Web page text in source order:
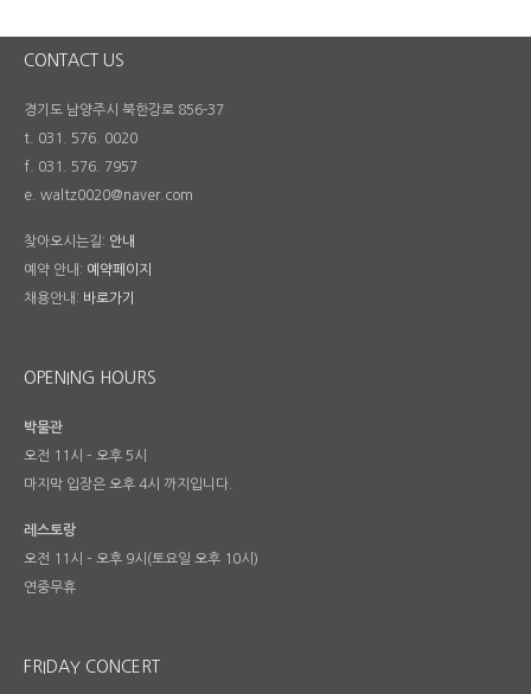
CONTACT US
경기도 남양주시 북한강로 856-37
t. 031. 576. 0020
f. 031. 576. 7957
e. waltz0020@naver.com
찾아오시는길: 안내
예약 안내: 예약페이지
채용안내: 바로가기
OPENING HOURS
박물관
오전 11시 – 오후 5시
마지막 입장은 오후 4시 까지입니다.
레스토랑
오전 11시 – 오후 9시(토요일 오후 10시)
연중무휴
FRIDAY CONCERT